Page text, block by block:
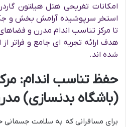
امکانات تفریحی هتل هیلتون
استخر سرپوشیده آرامش بخش و
تا مرکز تناسب اندام مدرن و
هدف ارائه تجربه ای جامع و فراتر
شده اند.
حفظ تناسب اندام:
(باشگاه بدنسازی)
برای مسافرانی که به سلامت